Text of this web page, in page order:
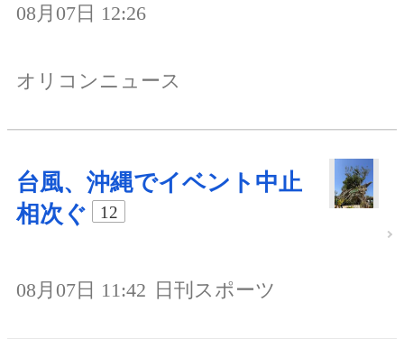
08月07日 12:26
オリコンニュース
台風、沖縄でイベント中止
相次ぐ
12
08月07日 11:42 日刊スポーツ